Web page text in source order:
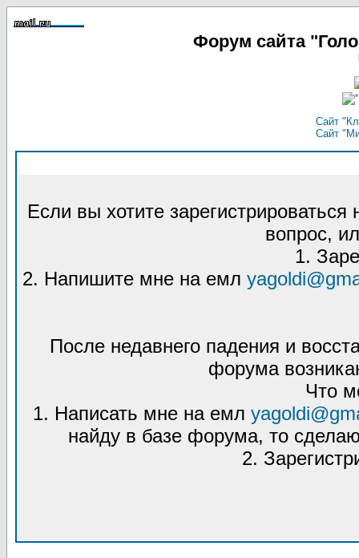
Форум сайта
Сайт
Сайт
Если вы хотите
вопрос,
1.
2. Напишите мне на емл
После недавнего падения и
форума
Что
1. Написать мне на емл
найду в базе форума, то
2.